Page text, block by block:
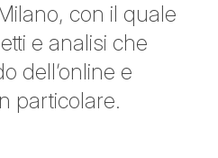
con il quale
e analisi che
dell’online e
particolare.